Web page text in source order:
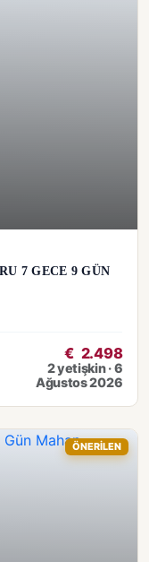
7 GECE 9 GÜN
€ 2.498
2 yetişkin · 6
Ağustos 2026
ÖNERİLEN